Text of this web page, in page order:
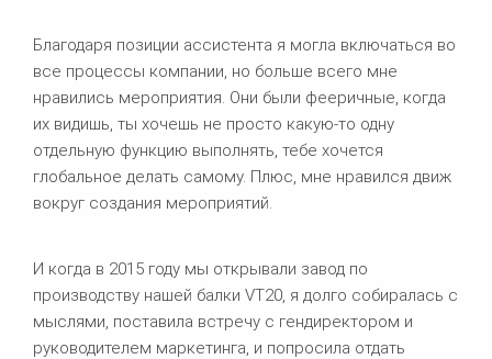
Благодаря позиции ассистента я могла включаться во
все процессы компании, но больше всего мне
нравились мероприятия. Они были фееричные, когда
их видишь, ты хочешь не просто какую-то одну
отдельную функцию выполнять, тебе хочется
глобальное делать самому. Плюс, мне нравился движ
вокруг создания мероприятий.
И когда в 2015 году мы открывали завод по
производству нашей балки VT20, я долго собиралась с
мыслями, поставила встречу с гендиректором и
руководителем маркетинга, и попросила отдать